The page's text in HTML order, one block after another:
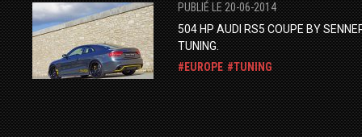
PUBLIÉ LE 20-06-2014
504 HP AUDI RS5 COUPE BY
TUNING.
EUROPE
TUNING
PRÉPARATEURS
AUDI
PUBLIÉ LE 16-09-2014